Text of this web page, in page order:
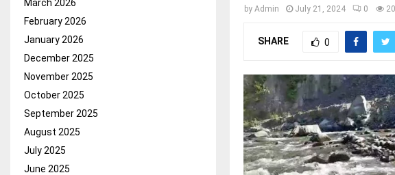
by Admin July 21, 2024 0
SHARE 0
March 2026
February 2026
January 2026
December 2025
November 2025
October 2025
September 2025
August 2025
July 2025
June 2025